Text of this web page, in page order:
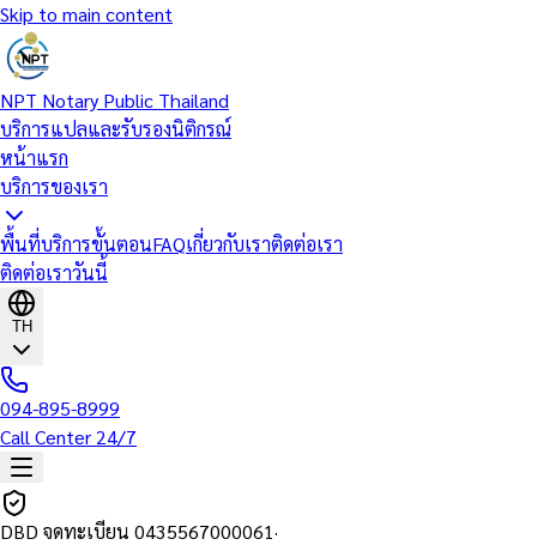
Skip to main content
NPT Notary Public Thailand
บริการแปลและรับรองนิติกรณ์
หน้าแรก
บริการของเรา
พื้นที่บริการขั้นตอนFAQเกี่ยวกับเราติดต่อเรา
ติดต่อเราวันนี้
TH
094-895-8999
Call Center 24/7
DBD จดทะเบียน 0435567000061·